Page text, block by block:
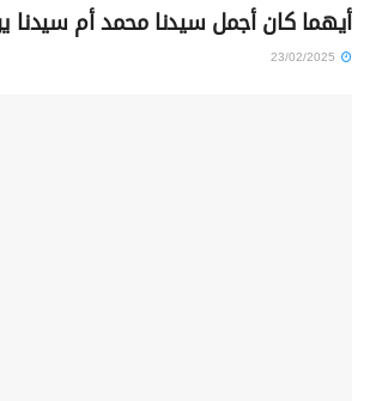
أيهما كان أجمل سيدنا محمد أم
23/02/2025